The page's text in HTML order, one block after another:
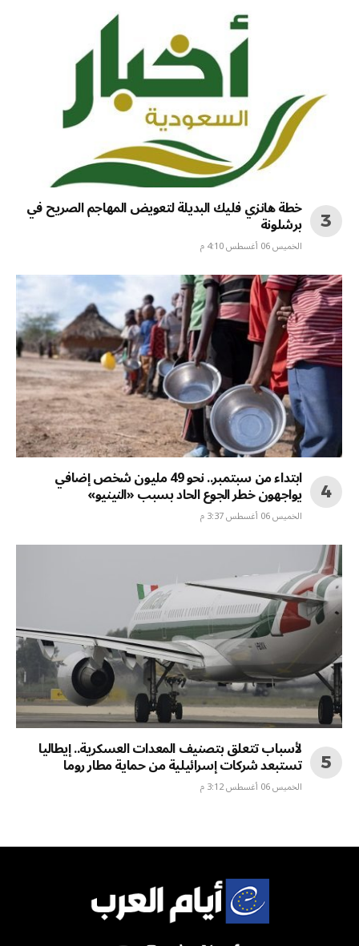
خطة هانزي فليك البديلة لتعويض المهاجم الصريح في
برشلونة
الخميس 06 أغسطس 4:10 م
ابتداء من سبتمبر.. نحو 49 مليون شخص إضافي
يواجهون خطر الجوع الحاد بسبب «النينيو»
الخميس 06 أغسطس 3:37 م
لأسباب تتعلق بتصنيف المعدات العسكرية.. إيطاليا
تستبعد شركات إسرائيلية من حماية مطار روما
الخميس 06 أغسطس 3:12 م